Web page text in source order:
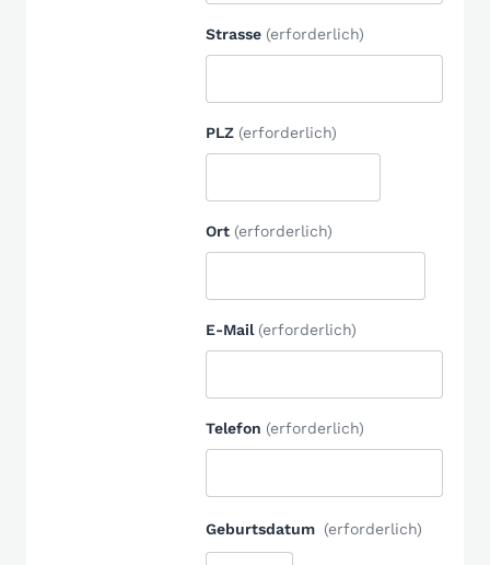
Strasse (erforderlich)
PLZ (erforderlich)
Ort (erforderlich)
E-Mail (erforderlich)
Telefon (erforderlich)
Geburtsdatum (erforderlich)